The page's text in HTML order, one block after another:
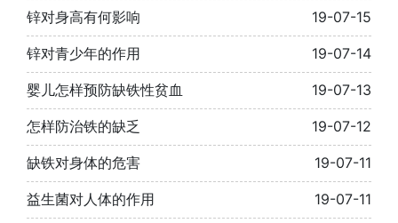
19-07-15
锌对身高有何影响
19-07-14
锌对青少年的作用
19-07-13
婴儿怎样预防缺铁性贫血
19-07-12
怎样防治铁的缺乏
19-07-11
缺铁对身体的危害
19-07-11
益生菌对人体的作用